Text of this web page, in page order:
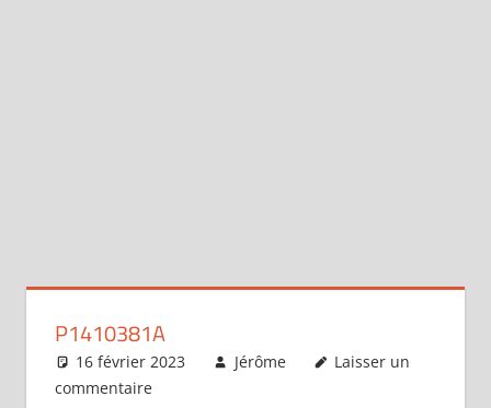
P1410381A
16 février 2023 Jérôme
Laisser un
commentaire